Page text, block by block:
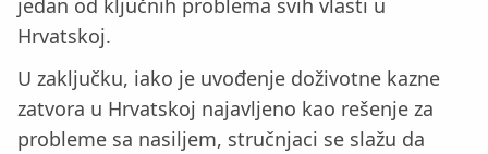
jedan od ključnih problema svih vlasti u
Hrvatskoj.
U zaključku, iako je uvođenje doživotne kazne
zatvora u Hrvatskoj najavljeno kao rešenje za
probleme sa nasiljem, stručnjaci se slažu da